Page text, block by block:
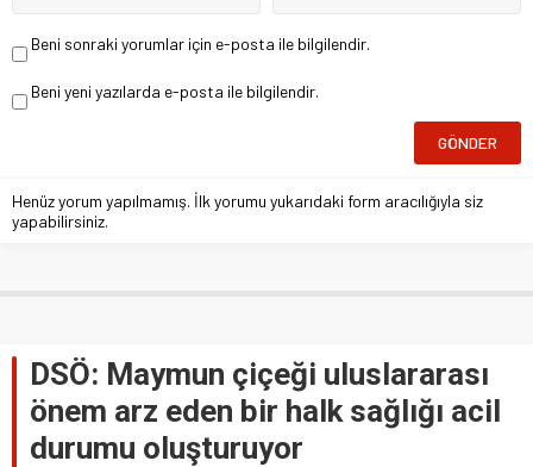
Beni sonraki yorumlar için e-posta ile bilgilendir.
Beni yeni yazılarda e-posta ile bilgilendir.
Henüz yorum yapılmamış. İlk yorumu yukarıdaki form aracılığıyla siz
yapabilirsiniz.
DSÖ: Maymun çiçeği uluslararası
önem arz eden bir halk sağlığı acil
durumu oluşturuyor